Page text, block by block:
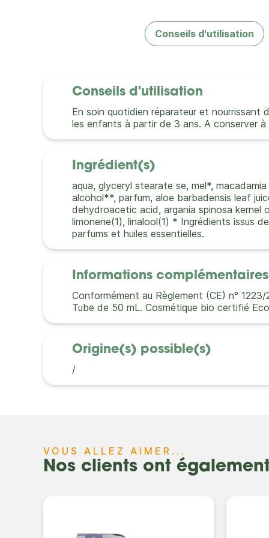
Conseils d'utilisation
Conseils d'utilisation
En soin quotidien réparateur et
les enfants à partir de 3 ans. A conserver
Ingrédient(s)
aqua, glyceryl stearate se, mel*,
alcohol**, parfum, aloe barbadensis leaf
dehydroacetic acid, argania spinosa
limonene(1), linalool(1) * Ingrédients issus
parfums et huiles essentielles.
Informations complémentaires
Conformément au Règlement (CE) n°
Tube de 50 mL. Cosmétique bio certifié
Origine(s) possible(s)
/
VOUS ALLEZ AIMER...
Nos clients ont